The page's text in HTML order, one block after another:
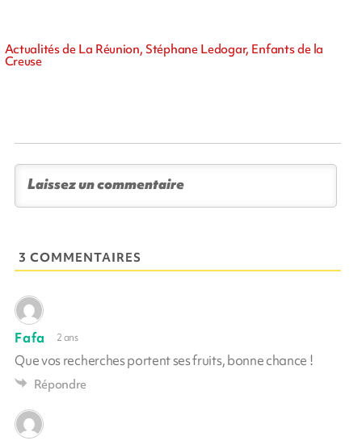
Actualités de La Réunion, Stéphane Ledogar, Enfants de la
Creuse
3 COMMENTAIRES
Fafa 2 ans
Que vos recherches portent ses fruits, bonne chance !
Répondre